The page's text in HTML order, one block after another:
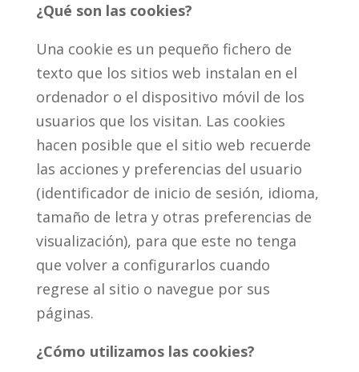
¿Qué son las cookies?
Una cookie es un pequeño fichero de
texto que los sitios web instalan en el
ordenador o el dispositivo móvil de los
usuarios que los visitan. Las cookies
hacen posible que el sitio web recuerde
las acciones y preferencias del usuario
(identificador de inicio de sesión, idioma,
tamaño de letra y otras preferencias de
visualización), para que este no tenga
que volver a configurarlos cuando
regrese al sitio o navegue por sus
páginas.
¿Cómo utilizamos las cookies?